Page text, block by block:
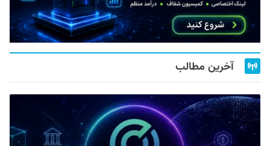
آخرین مطالب